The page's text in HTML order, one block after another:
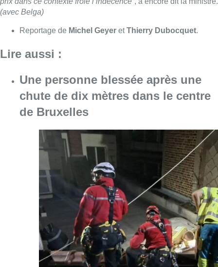
Consulter l'article "Une personne blessée
Une maison inhabitable après un
incendie à Neder-over-Heembeek